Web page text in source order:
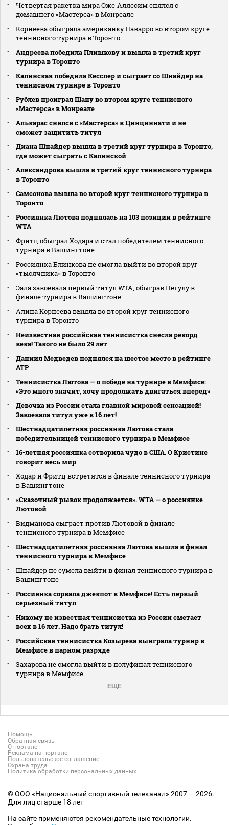
Четвертая ракетка мира Оже‑Аляссим снялся с
домашнего «Мастерса» в Монреале
Корнеева обыграла американку Наварро во втором круге
теннисного турнира в Торонто
Андреева победила Плишкову и вышла в третий круг
турнира в Торонто
Калинская победила Кесслер и сыграет со Шнайдер на
теннисном турнире в Торонто
Рублев проиграл Шану во втором круге теннисного
«Мастерса» в Монреале
Алькарас снялся с «Мастерса» в Цинциннати и не
сможет защитить титул
Диана Шнайдер вышла в третий круг турнира в Торонто,
где может сыграть с Калинской
Александрова вышла в третий круг теннисного турнира
в Торонто
Самсонова вышла во второй круг теннисного турнира в
Торонто
Россиянка Лютова поднялась на 103 позиции в рейтинге
WTA
Фритц обыграл Ходара и стал победителем теннисного
турнира в Вашингтоне
Россиянка Блинкова не смогла выйти во второй круг
«тысячника» в Торонто
Эала завоевала первый титул WTA, обыграв Пегулу в
финале турнира в Вашингтоне
Алина Корнеева вышла во второй круг теннисного
турнира в Торонто
Неизвестная российская теннисистка снесла рекорд
века! Такого не было 29 лет
Даниил Медведев поднялся на шестое место в рейтинге
АТР
Теннисистка Лютова — о победе на турнире в Мемфисе:
«Это много значит, хочу продолжать двигаться вперед»
Девочка из России стала главной мировой сенсацией!
Завоевала титул уже в 16 лет!
Шестнадцатилетняя россиянка Лютова стала
победительницей теннисного турнира в Мемфисе
16-летняя россиянка сотворила чудо в США. О Кристине
говорит весь мир
Ходар и Фритц встретятся в финале теннисного турнира
в Вашингтоне
«Сказочный рывок продолжается». WTA — о россиянке
Лютовой
Видманова сыграет против Лютовой в финале
теннисного турнира в Мемфисе
Шестнадцатилетняя россиянка Лютова вышла в финал
теннисного турнира в Мемфисе
Шнайдер не сумела выйти в финал теннисного турнира в
Вашингтоне
Россиянка сорвала джекпот в Мемфисе! Есть первый
серьезный титул
Никому не известная теннисистка из России сметает
всех в 16 лет. Надо брать титул!
Российская теннисистка Козырева выиграла турнир в
Мемфисе в парном разряде
Захарова не смогла выйти в полуфинал теннисного
турнира в Мемфисе
ЕЩЕ
Помощь
Обратная связь
О портале
Реклама на портале
Пользовательское соглашение
Охрана труда
Политика обработки персональных данных
© ООО «Национальный спортивный телеканал» 2007 — 2026.
Для лиц старше 18 лет
На сайте применяются рекомендательные технологии.